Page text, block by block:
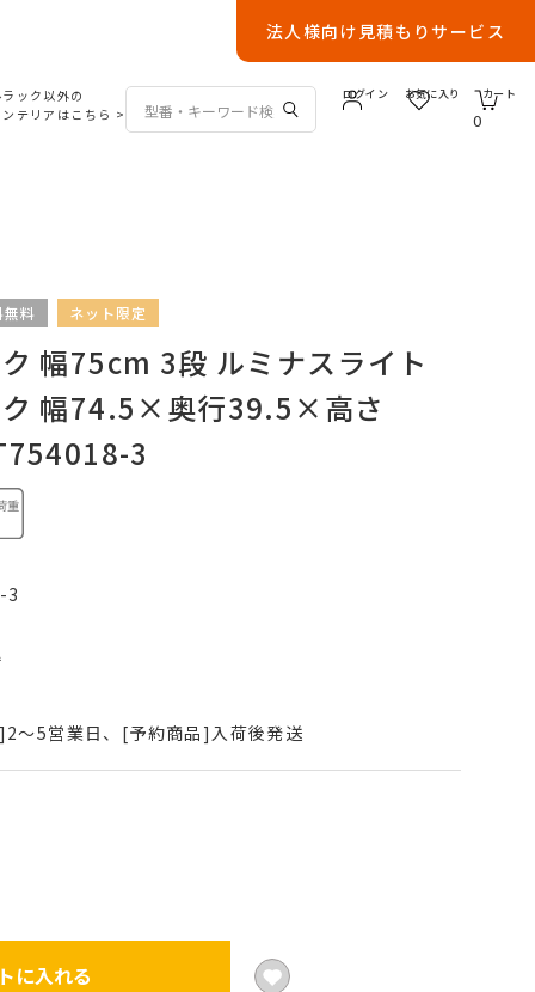
法人様向け見積もりサービス
ック以外の
テリアはこちら >
ログイン お気に入り
0
カート
無料 ネット限定
幅75cm 3段 ルミナスライト
ク 幅74.5×奥行39.5×高さ
3
3
～5営業日、[予約商品]入荷後発送
に入れる